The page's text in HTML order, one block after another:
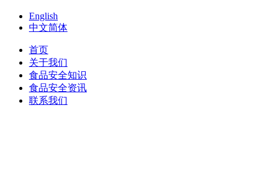
English
中文简体
首页
关于我们
食品安全知识
食品安全资讯
联系我们